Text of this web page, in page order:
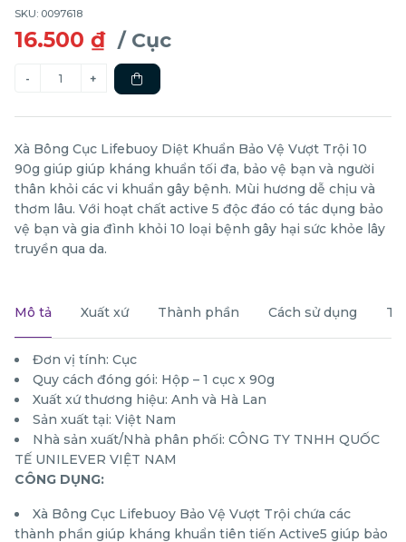
SKU: 0097618
16.500 ₫ / Cục
Xà Bông Cục Lifebuoy Diệt Khuẩn Bảo Vệ Vượt Trội 10
90g giúp giúp kháng khuẩn tối đa, bảo vệ bạn và người
thân khỏi các vi khuẩn gây bệnh. Mùi hương dễ chịu và
thơm lâu. Với hoạt chất active 5 độc đáo có tác dụng bảo
vệ bạn và gia đình khỏi 10 loại bệnh gây hại sức khỏe lây
truyền qua da.
Mô tả Xuất xứ Thành phần Cách sử dụng
Đơn vị tính: Cục
Quy cách đóng gói: Hộp – 1 cục x 90g
Xuất xứ thương hiệu: Anh và Hà Lan
Sản xuất tại: Việt Nam
Nhà sản xuất/Nhà phân phối: CÔNG TY TNHH QUỐC
TẾ UNILEVER VIỆT NAM
CÔNG DỤNG:
Xà Bông Cục Lifebuoy Bảo Vệ Vượt Trội chứa các
thành phần giúp kháng khuẩn tiên tiến Active5 giúp bảo